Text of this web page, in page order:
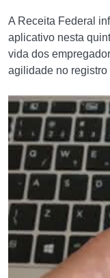
A Receita Federal
aplicativo nesta
vida dos
agilidade no